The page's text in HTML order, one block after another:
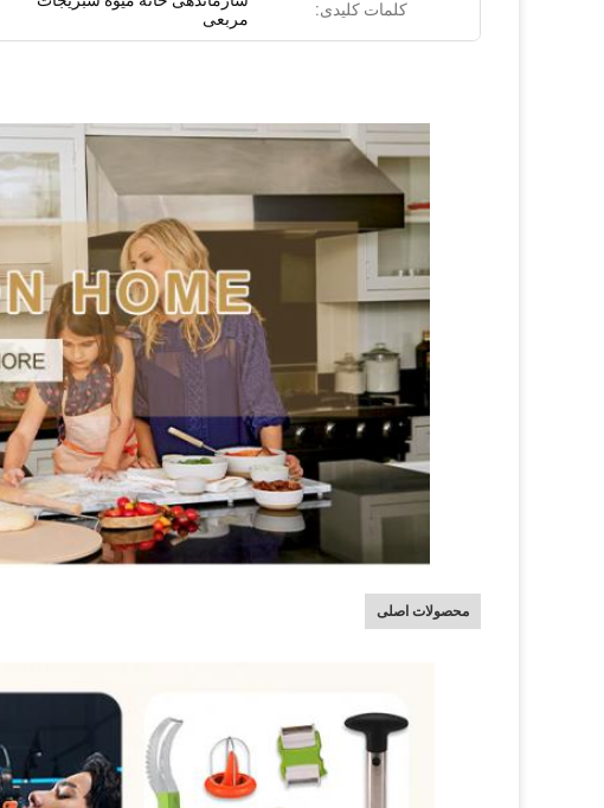
کلمات کلیدی:
مربعی
محصولات اصلی